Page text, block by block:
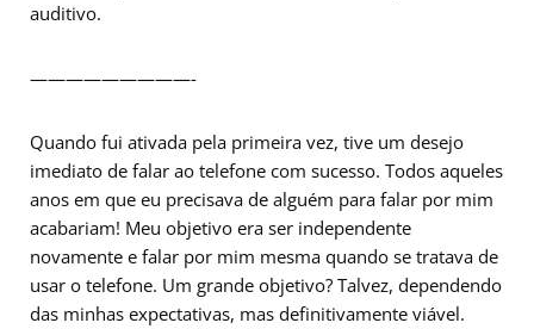
auditivo.
—————————-
Quando fui ativada pela primeira vez, tive um desejo
imediato de falar ao telefone com sucesso. Todos aqueles
anos em que eu precisava de alguém para falar por mim
acabariam! Meu objetivo era ser independente
novamente e falar por mim mesma quando se tratava de
usar o telefone. Um grande objetivo? Talvez, dependendo
das minhas expectativas, mas definitivamente viável.